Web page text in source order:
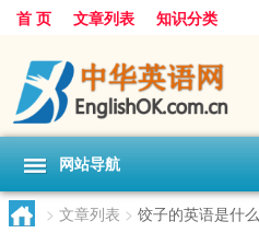
首 页 文章列表 知识分类
网站导航
> 文章列表 > 饺子的英语是什么